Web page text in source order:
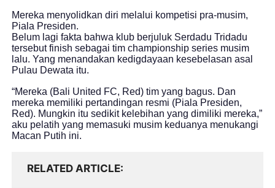
Mereka menyolidkan diri melalui kompetisi pra-musim,
Piala Presiden.
Belum lagi fakta bahwa klub berjuluk Serdadu Tridadu
tersebut finish sebagai tim championship series musim
lalu. Yang menandakan kedigdayaan kesebelasan asal
Pulau Dewata itu.
“Mereka (Bali United FC, Red) tim yang bagus. Dan
mereka memiliki pertandingan resmi (Piala Presiden,
Red). Mungkin itu sedikit kelebihan yang dimiliki mereka,”
aku pelatih yang memasuki musim keduanya menukangi
Macan Putih ini.
RELATED ARTICLE